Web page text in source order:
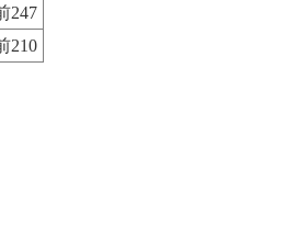
247
210